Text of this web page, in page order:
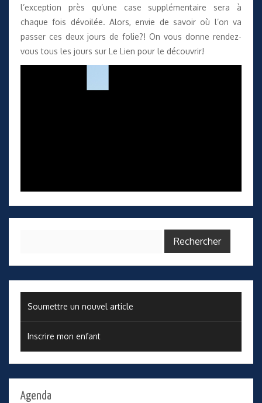
l’exception près qu’une case supplémentaire sera à
chaque fois dévoilée. Alors, envie de savoir où l’on va
passer ces deux jours de folie?! On vous donne rendez-
vous tous les jours sur Le Lien pour le découvrir!
Soumettre un nouvel article
Inscrire mon enfant
Agenda